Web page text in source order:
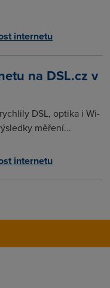
internetu
na DSL.cz v
DSL, optika i Wi-
měření...
internetu